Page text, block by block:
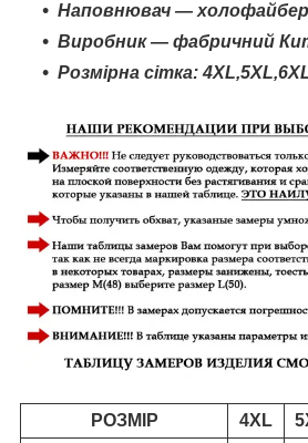
Наповнювач — холофайбер
Виробник — фабричний
Розмірна сітка:4XL,5XL,6
РОЗМІР 4XL